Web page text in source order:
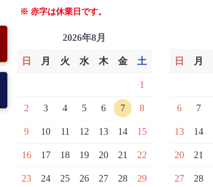
※ 赤字は休業日です。
2026年8月
日 月 火 水 木 金 土
1
2 3 4 5 6 7 8
9 10 11 12 13 14 15
16 17 18 19 20 21 22
23 24 25 26 27 28 29
日 月
6 7
13 14
20 21
27 28